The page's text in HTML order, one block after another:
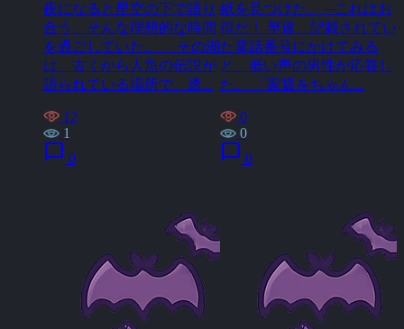
夜になると星空の下で語り
合う、そんな理想的な時間
を過ごしていた。 その湖
は、古くから人魚の伝説が
語られている場所で、透...
12
1
chat_bubble 0
紙を見つけた。 ─これはお
得だ！ 早速、記載されてい
た電話番号にかけてみる
と、低い声の男性が応答し
た。 「家賃をちゃん...
0
0
chat_bubble 0